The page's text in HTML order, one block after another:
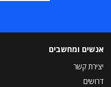
אנשים ומחשבים
יצירת קשר
דרושים